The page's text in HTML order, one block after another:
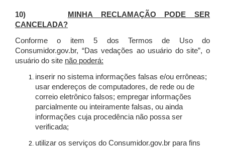
10)
MINHA RECLAMAÇÃO PODE SER
CANCELADA?
Conforme o item 5 dos Termos de Uso do
Consumidor.gov.br, “Das vedações ao usuário do site”, o
usuário do site não poderá:
inserir no sistema informações falsas e/ou errôneas;
usar endereços de computadores, de rede ou de
correio eletrônico falsos; empregar informações
parcialmente ou inteiramente falsas, ou ainda
informações cuja procedência não possa ser
verificada;
utilizar os serviços do Consumidor.gov.br para fins